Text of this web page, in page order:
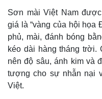
Sơn mài Việt Nam
giá là “vàng của hội
phủ, mài, đánh bóng
kéo dài hàng tháng trời.
nên độ sâu, ánh kim và
tượng cho sự nhẫn nại
Việt.